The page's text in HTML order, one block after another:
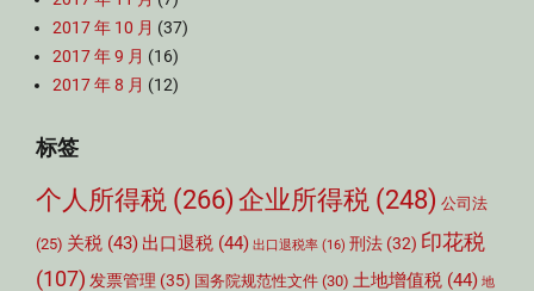
2017 年 10 月 (37)
2017 年 9 月 (16)
2017 年 8 月 (12)
标签
个人所得税 (266) 企业所得税 (248) 公司法
(25) 关税 (43) 出口退税 (44) 出口退税率 (16) 刑法 (32) 印花税
(107) 发票管理 (35) 国务院规范性文件 (30) 土地增值税 (44) 地